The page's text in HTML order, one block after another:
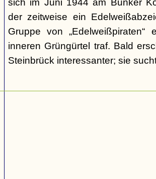
sich im Juni 1944 am Bunker
der zeitweise ein
Gruppe von
inneren Grüngürtel traf. Bald
Steinbrück interessanter; sie